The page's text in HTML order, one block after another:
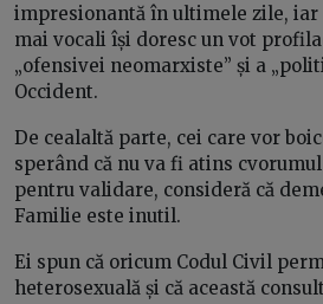
impresionantă în ultimele zile, iar
mai vocali își doresc un vot
„ofensivei neomarxiste” și a
Occident.
De cealaltă parte, cei care vor
sperând că nu va fi atins
pentru validare, consideră că
Familie este inutil.
Ei spun că oricum Codul Civil
heterosexuală și că această